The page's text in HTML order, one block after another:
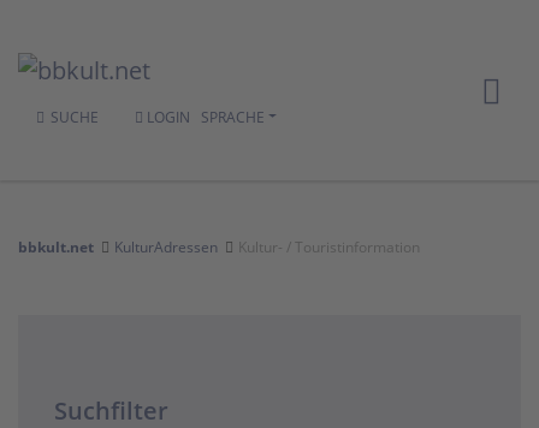
SUCHE LOGIN SPRACHE
bbkult.net KulturAdressen Kultur- / Touristinformation
Suchfilter